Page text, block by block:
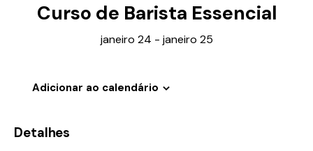
Curso de Barista Essencial
janeiro 24 - janeiro 25
Adicionar ao calendário
Detalhes